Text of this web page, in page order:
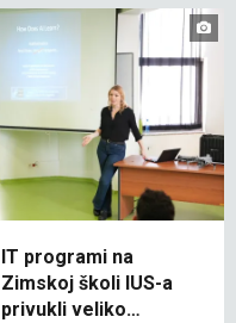
IT programi na
Zimskoj školi IUS-a
privukli veliko